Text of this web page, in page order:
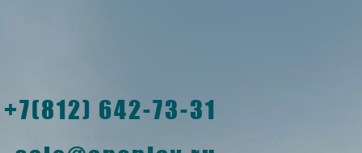
+7(812) 642-73-31